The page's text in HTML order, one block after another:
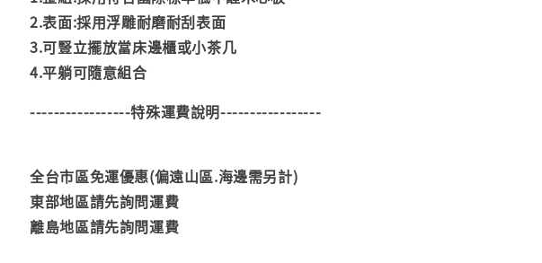
2.表面:採用浮雕耐磨耐刮表面
3.可豎立擺放當床邊櫃或小茶几
4.平躺可隨意組合
-----------------特殊運費說明-----------------
全台市區免運優惠(偏遠山區.海邊需另計)
東部地區請先詢問運費
離島地區請先詢問運費